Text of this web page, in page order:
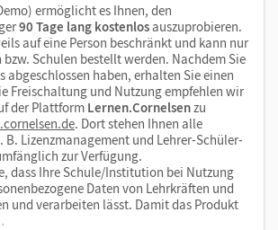
ermöglicht es Ihnen, den
90 Tage lang kostenlosauszuprobieren.
auf eine Person beschränkt und kann nur
bzw. Schulen bestellt werden. Nachdem Sie
abgeschlossen haben, erhalten Sie einen
Freischaltung und Nutzung empfehlen wir
der Plattform Lernen.Cornelsenzu
. Dort stehen Ihnen alle
B. Lizenzmanagement und Lehrer-Schüler-
zur Verfügung.
dass Ihre Schule/Institution bei Nutzung
Daten von Lehrkräften und
und verarbeiten lässt. Damit das Produkt